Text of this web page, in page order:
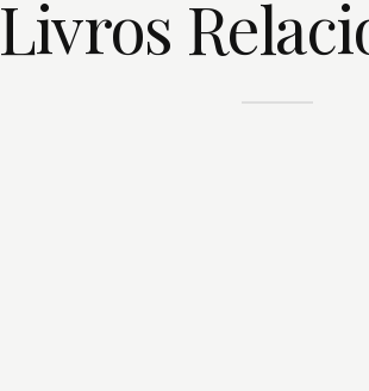
Livros